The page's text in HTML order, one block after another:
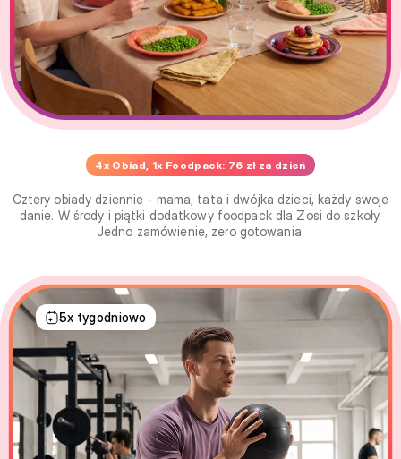
4x Obiad, 1x Foodpack: 76 zł za dzień
Cztery obiady dziennie - mama, tata i dwójka dzieci, każdy swoje
danie. W środy i piątki dodatkowy foodpack dla Zosi do szkoły.
Jedno zamówienie, zero gotowania.
5x tygodniowo